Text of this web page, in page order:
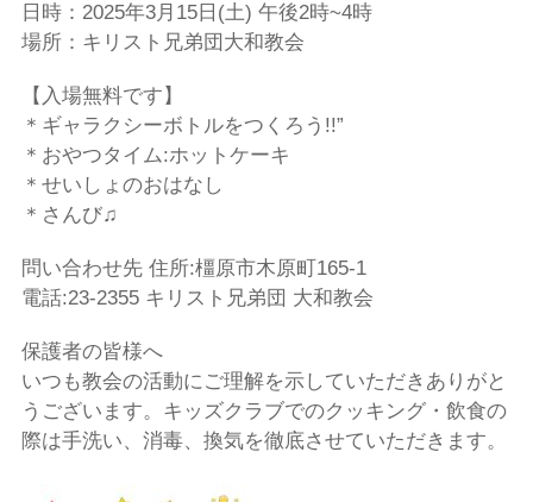
日時：2025年3月15日(土) 午後2時~4時
場所：キリスト兄弟団大和教会
【入場無料です】
＊ギャラクシーボトルをつくろう!!”
＊おやつタイム:ホットケーキ
＊せいしょのおはなし
＊さんび♫
問い合わせ先 住所:橿原市木原町165-1
電話:23-2355 キリスト兄弟団 大和教会
保護者の皆様へ
いつも教会の活動にご理解を示していただきありがと
うございます。キッズクラブでのクッキング・飲食の
際は手洗い、消毒、換気を徹底させていただきます。